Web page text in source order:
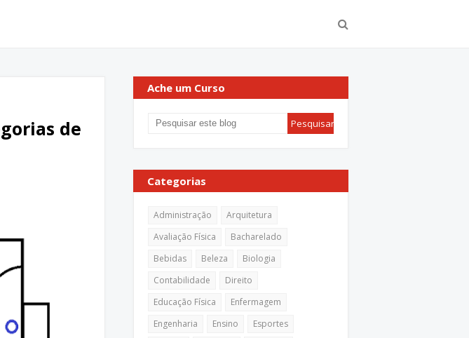
de
Ache um Curso
Categorias
Administração
Arquitetura
Avaliação Física
Bacharelado
Bebidas
Beleza
Biologia
Contabilidade
Direito
Educação Física
Enfermagem
Engenharia
Ensino
Esportes